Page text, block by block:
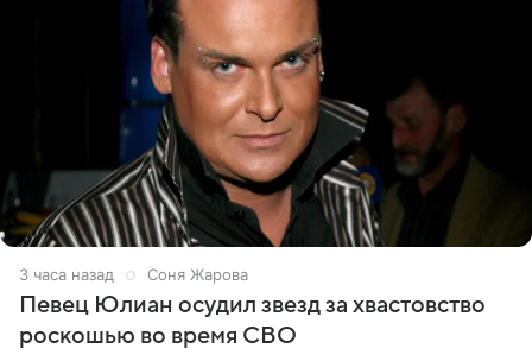
3 часа назад Соня Жарова
Певец Юлиан осудил звезд за хвастовство
роскошью во время СВО